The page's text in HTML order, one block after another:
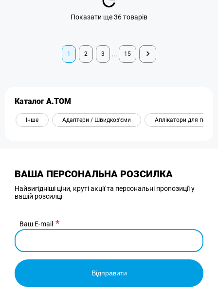
Показати ще 36 товарів
1 2 3 ... 15
Каталог A.TOM
Інше Адаптери / Швидкоз'єми Аплікатори для гною
ВАША ПЕРСОНАЛЬНА РОЗСИЛКА
Найвигідніші ціни, круті акції та персональні пропозиції у
вашій розсилці
Ваш E-mail
Відправити